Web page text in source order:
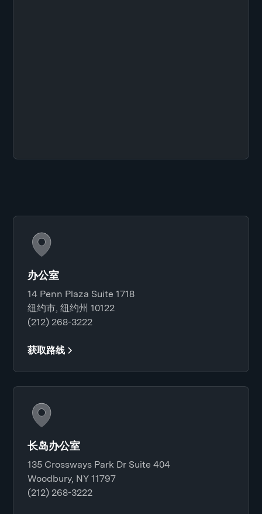
办公室
14 Penn Plaza Suite 1718
纽约市, 纽约州 10122
(212) 268-3222
获取路线
长岛办公室
135 Crossways Park Dr Suite 404
Woodbury, NY 11797
(212) 268-3222